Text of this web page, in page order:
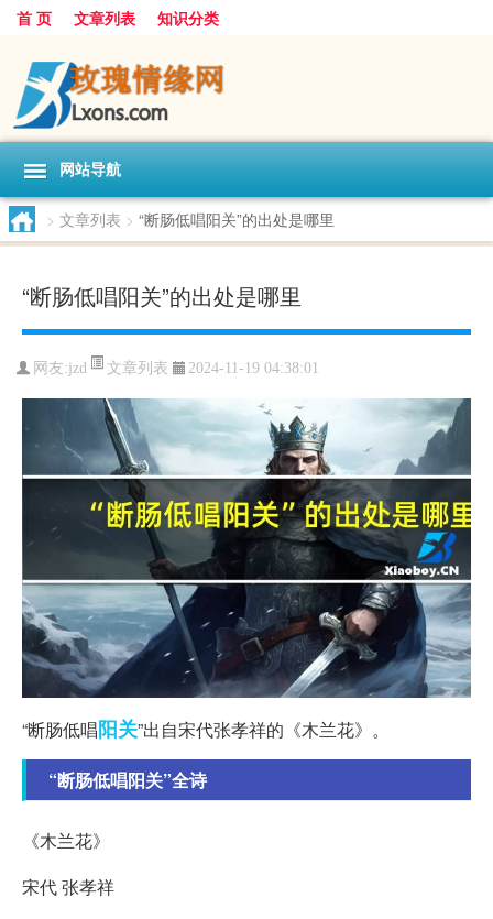
首 页 文章列表 知识分类
网站导航
> 文章列表 > “断肠低唱阳关”的出处是哪里
“断肠低唱阳关”的出处是哪里
网友:jzd 文章列表 2024-11-19 04:38:01
“断肠低唱阳关”出自宋代张孝祥的《木兰花》。
“断肠低唱阳关”全诗
《木兰花》
宋代 张孝祥